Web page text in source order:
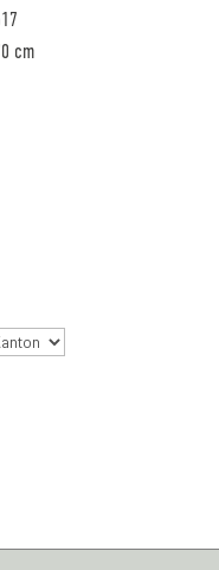
cm